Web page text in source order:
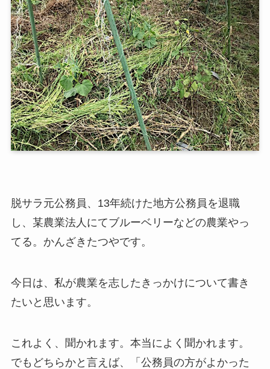
脱サラ元公務員、13年続けた地方公務員を退職
し、某農業法人にてブルーベリーなどの農業やっ
てる。かんざきたつやです。
今日は、私が農業を志したきっかけについて書き
たいと思います。
これよく、聞かれます。本当によく聞かれます。
でもどちらかと言えば、「公務員の方がよかった